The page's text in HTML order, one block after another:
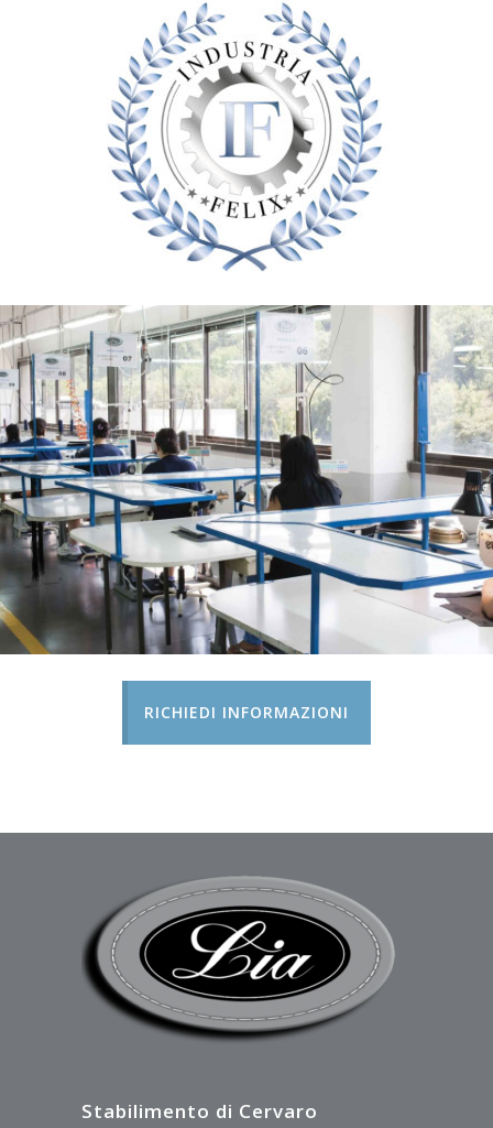
RICHIEDI INFORMAZIONI
Stabilimento di Cervaro